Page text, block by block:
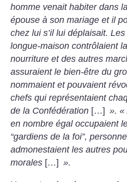
homme venait habiter dans
épouse à son mariage et il
chez lui s’il lui déplaisait.
longue-maison contrôlaient
nourriture et des autres
assuraient le bien-être du
nommaient et pouvaient
chefs qui représentaient
de la Confédération […] ». «
en nombre égal occupaient
“gardiens de la foi”,
admonestaient les autres
morales […] ».